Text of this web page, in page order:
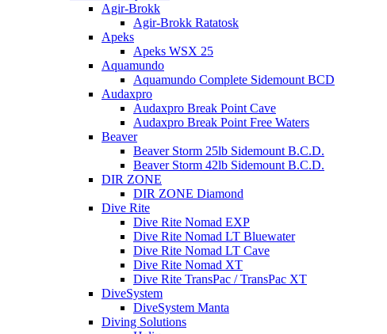
Agir-Brokk
Agir-Brokk Ratatosk
Apeks
Apeks WSX 25
Aquamundo
Aquamundo Complete Sidemount BCD
Audaxpro
Audaxpro Break Point Cave
Audaxpro Break Point Free Waters
Beaver
Beaver Storm 25lb Sidemount B.C.D.
Beaver Storm 42lb Sidemount B.C.D.
DIR ZONE
DIR ZONE Diamond
Dive Rite
Dive Rite Nomad EXP
Dive Rite Nomad LT Bluewater
Dive Rite Nomad LT Cave
Dive Rite Nomad XT
Dive Rite TransPac / TransPac XT
DiveSystem
DiveSystem Manta
Diving Solutions